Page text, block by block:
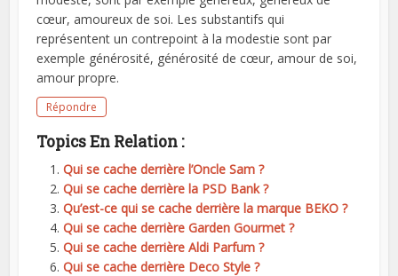
cœur, amoureux de soi. Les substantifs qui
représentent un contrepoint à la modestie sont par
exemple générosité, générosité de cœur, amour de soi,
amour propre.
Répondre
Topics En Relation :
Qui se cache derrière l’Oncle Sam ?
Qui se cache derrière la PSD Bank ?
Qu’est-ce qui se cache derrière la marque BEKO ?
Qui se cache derrière Garden Gourmet ?
Qui se cache derrière Aldi Parfum ?
Qui se cache derrière Deco Style ?